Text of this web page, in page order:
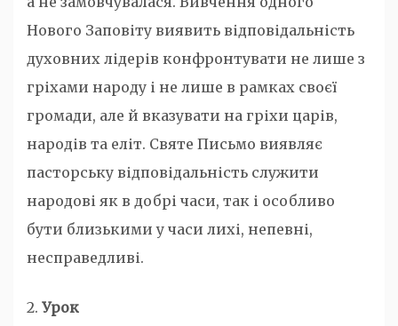
Нового Заповіту виявить відповідальність
духовних лідерів конфронтувати не лише з
гріхами народу і не лише в рамках своєї
громади, але й вказувати на гріхи царів,
народів та еліт. Святе Письмо виявляє
пасторську відповідальність служити
народові як в добрі часи, так і особливо
бути близькими у часи лихі, непевні,
несправедливі.
2. Урок